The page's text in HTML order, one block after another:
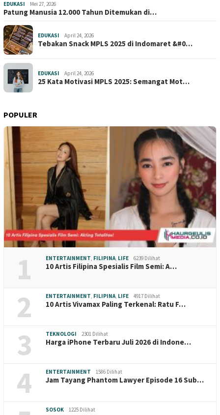
EDUKASI Mei 27, 2026
Patung Manusia 12.000 Tahun Ditemukan di…
EDUKASI April 24, 2026
Tebakan Snack MPLS 2025 di Indomaret &#0…
EDUKASI April 24, 2026
25 Kata Motivasi MPLS 2025: Semangat Mot…
POPULER
1 ENTERTAINMENT, FILIPINA, LIFE 6239 Dilihat
10 Artis Filipina Spesialis Film Semi: A…
2 ENTERTAINMENT, FILIPINA, LIFE 4917 Dilihat
10 Artis Vivamax Paling Terkenal: Ratu F…
3 TEKNOLOGI 2301 Dilihat
Harga iPhone Terbaru Juli 2026 di Indone…
4 ENTERTAINMENT 1586 Dilihat
Jam Tayang Phantom Lawyer Episode 16 Sub…
SOSOK 1225 Dilihat